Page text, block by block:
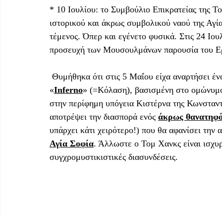
* 10 Ιουλίου: το Συμβούλιο Επικρατείας της
ιστορικού και άκρως συμβολικού ναού της
τέμενος. Όπερ και εγένετο φυσικά. Στις 24
προσευχή των Μουσουλμάνων παρουσία του
Θυμήθηκα ότι στις 5 Μαΐου είχα αναρτήσει
«Inferno» (=Κόλαση), βασισμένη στο
στην περίφημη υπόγεια Κιστέρνα της
αποτρέψει την διασπορά ενός άκρως
υπάρχει κάτι χειρότερο!) που θα αφανίσει
Αγία Σοφία. Άλλωστε ο Τομ Χανκς είναι
συγχρομυστικιστικές διασυνδέσεις.